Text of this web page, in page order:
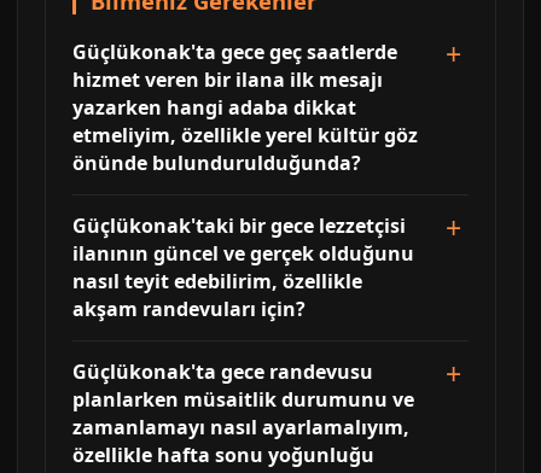
Güçlükonak'ta gece geç saatlerde
hizmet veren bir ilana ilk mesajı
yazarken hangi adaba dikkat
etmeliyim, özellikle yerel kültür göz
önünde bulundurulduğunda?
Güçlükonak'taki bir gece lezzetçisi
ilanının güncel ve gerçek olduğunu
nasıl teyit edebilirim, özellikle
akşam randevuları için?
Güçlükonak'ta gece randevusu
planlarken müsaitlik durumunu ve
zamanlamayı nasıl ayarlamalıyım,
özellikle hafta sonu yoğunluğu